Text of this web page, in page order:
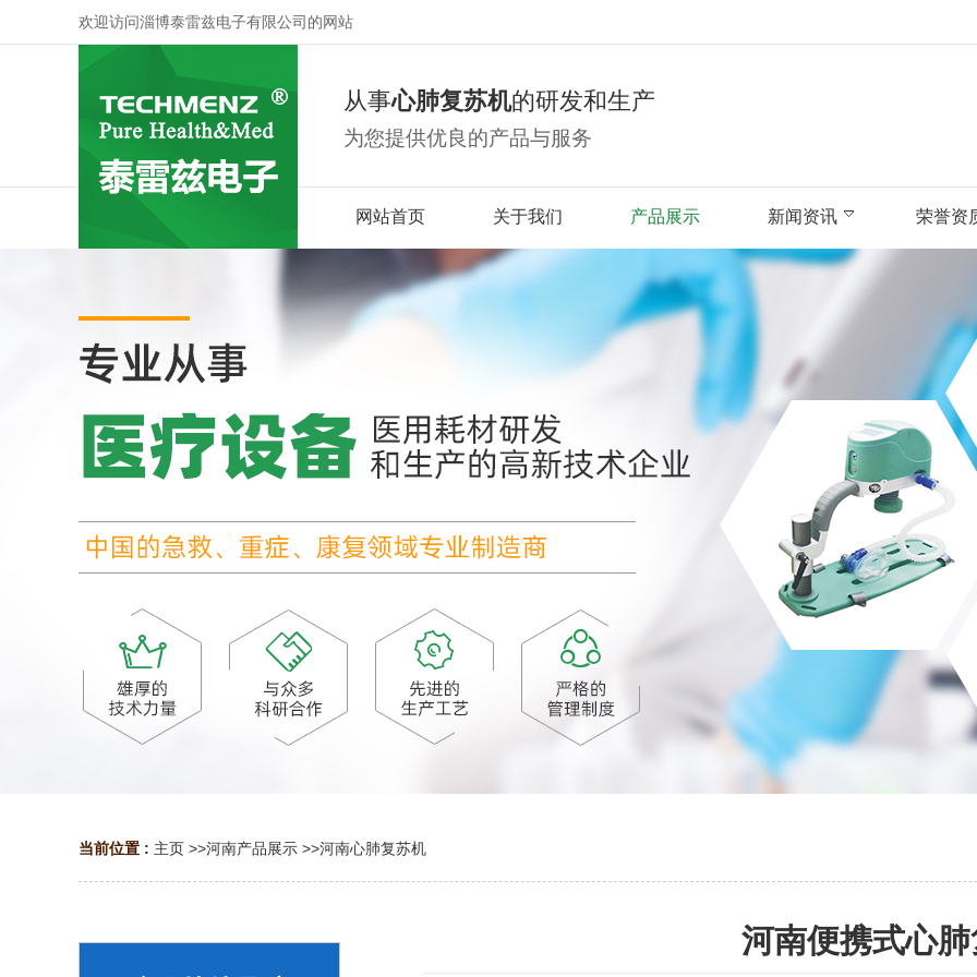
欢迎访问淄博泰雷兹电子有限公司的网站
从事心肺复苏机的研发和生产
为您提供优良的产品与服务
网站首页 关于我们 产品展示 新闻资讯 荣誉资
当前位置 : 主页 >>河南产品展示 >>河南心肺复苏机
河南便携式心